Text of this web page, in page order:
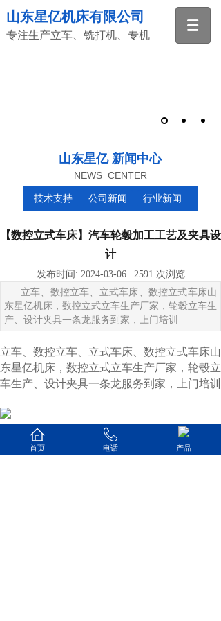
山东星亿机床有限公司
专注生产立车、铣打机、专机
山东星亿 新闻中心
NEWS CENTER
技术支持 公司新闻 行业新闻
【数控立式车床】汽车轮毂加工工艺及夹具设
计
发布时间: 2024-03-06 2591 次浏览
立车、数控立车、立式车床、数控立式车床山
东星亿机床，数控立式立车生产厂家，轮毂立车生
产、设计夹具一条龙服务到家，上门培训
立车、数控立车、立式车床、数控立式车床山
东星亿机床，数控立式立车生产厂家，轮毂立
车生产、设计夹具一条龙服务到家，上门培训
上一篇： 【立式三轴铣打机】汽......
下一篇： 【数控立式车床案例】......
首页 电话 产品